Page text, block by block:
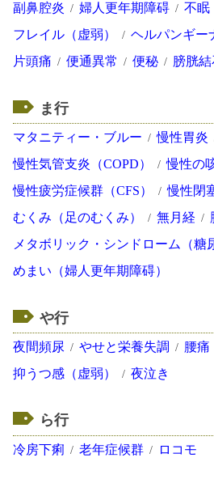
副鼻腔炎
婦人更年期障碍 不眠
フレイル（虚弱）
ヘルパンギー
片頭痛
便通異常 便秘 膀胱
ま行
マタニティー・ブルー
慢性胃炎
慢性気管支炎（COPD）
慢性の
慢性疲労症候群（CFS）
慢性閉
むくみ（足のむくみ）
無月経
メタボリック・シンドローム（糖
めまい（婦人更年期障碍）
や行
夜間頻尿 やせと栄養失調 腰痛
抑うつ感（虚弱）
夜泣き
ら行
冷房下痢 老年症候群 ロコモ